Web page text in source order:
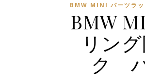
BMW MINI パーツラッ
BMW
リン
ク